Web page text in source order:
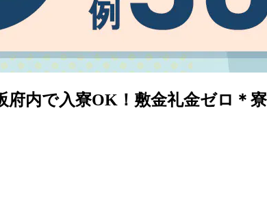
府内で入寮OK！敷金礼金ゼロ